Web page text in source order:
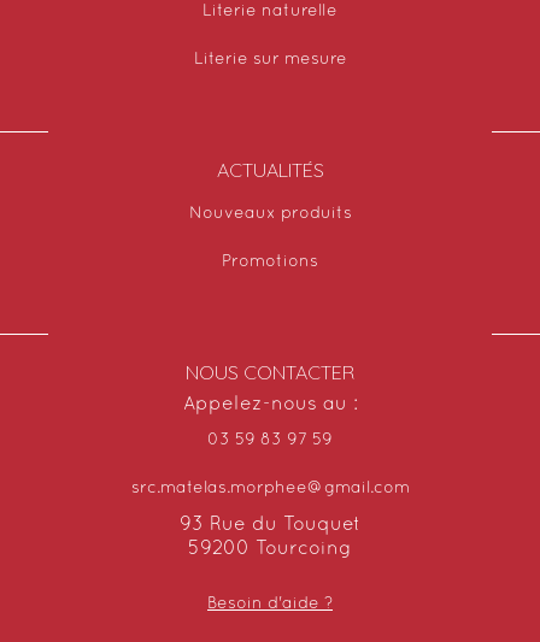
Literie naturelle
Literie sur mesure
ACTUALITÉS
Nouveaux produits
Promotions
NOUS CONTACTER
Appelez-nous au :
03 59 83 97 59
src.matelas.morphee@gmail.com
93 Rue du Touquet
59200 Tourcoing
Besoin d'aide ?